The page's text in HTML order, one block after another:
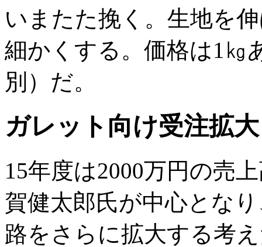
いまたた挽く。生地を
細かくする。価格は1㎏
別）だ。
ガレット向け受注拡大
15年度は2000万円の売
賀健太郎氏が中心とな
路をさらに拡大する考